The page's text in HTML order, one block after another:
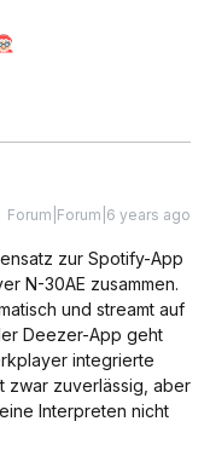
Forum|Forum|6 years ago
zur Spotify-App
N-30AE zusammen.
und streamt auf
Deezer-App geht
integrierte
zwar zuverlässig, aber
Interpreten nicht